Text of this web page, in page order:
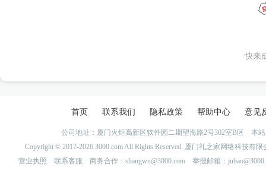
快来
首页 联系我们 隐私政策 帮助中心 意见
公司地址：厦门火炬高新区软件园二期望海路2号302室B区 本
Copyright © 2017-2026 3000.com All Rights Reserved. 厦门礼之家网络科技
营业执照
联系客服 商务合作：shangwu@3000.com 举报邮箱：